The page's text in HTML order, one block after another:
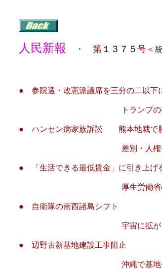
人民新報 ・ 第１３７５ 号＜
目
● 参院選・改憲派議席を三分の二以下
トランプの有志連合によ
● ハンセン病家族訴訟 熊本地裁で
差別・人権侵害を許さ
● 「生活できる最低賃金」に引き上げ
厚生労働省の中央最低賃金
● 自衛隊の南西諸島シフト
宇宙に拡がる南西諸
● 辺野古新基地建設工事阻止
沖縄で基地被害続出 －